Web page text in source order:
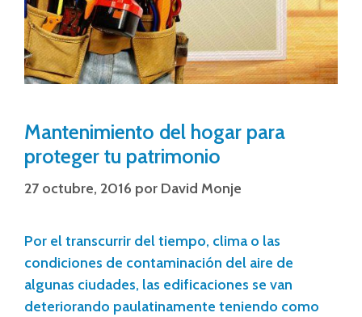
Mantenimiento del hogar para
proteger tu patrimonio
27 octubre, 2016 por David Monje
Por el transcurrir del tiempo, clima o las
condiciones de contaminación del aire de
algunas ciudades, las edificaciones se van
deteriorando paulatinamente teniendo como